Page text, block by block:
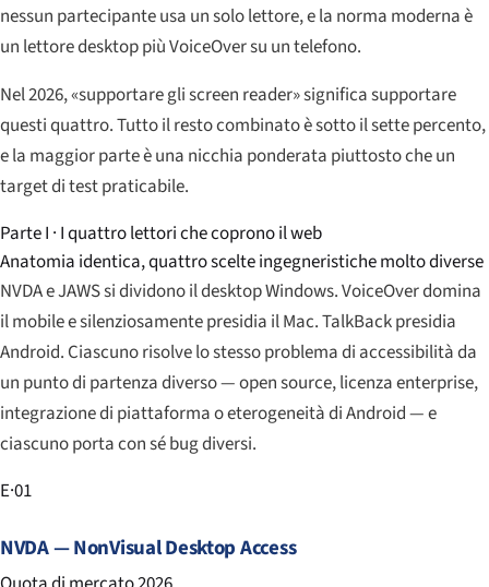
nessun partecipante usa un solo lettore, e la norma moderna è
un lettore desktop più VoiceOver su un telefono.
Nel 2026, «supportare gli screen reader» significa supportare
questi quattro. Tutto il resto combinato è sotto il sette percento,
e la maggior parte è una nicchia ponderata piuttosto che un
target di test praticabile.
Parte I · I quattro lettori che coprono il web
Anatomia identica, quattro scelte ingegneristiche molto diverse
NVDA e JAWS si dividono il desktop Windows. VoiceOver domina
il mobile e silenziosamente presidia il Mac. TalkBack presidia
Android. Ciascuno risolve lo stesso problema di accessibilità da
un punto di partenza diverso — open source, licenza enterprise,
integrazione di piattaforma o eterogeneità di Android — e
ciascuno porta con sé bug diversi.
E·01
NVDA — NonVisual Desktop Access